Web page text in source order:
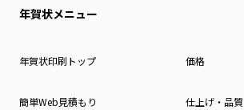
年賀状メニュー
年賀状印刷トップ 価格
簡単Web見積もり 仕上げ・品質